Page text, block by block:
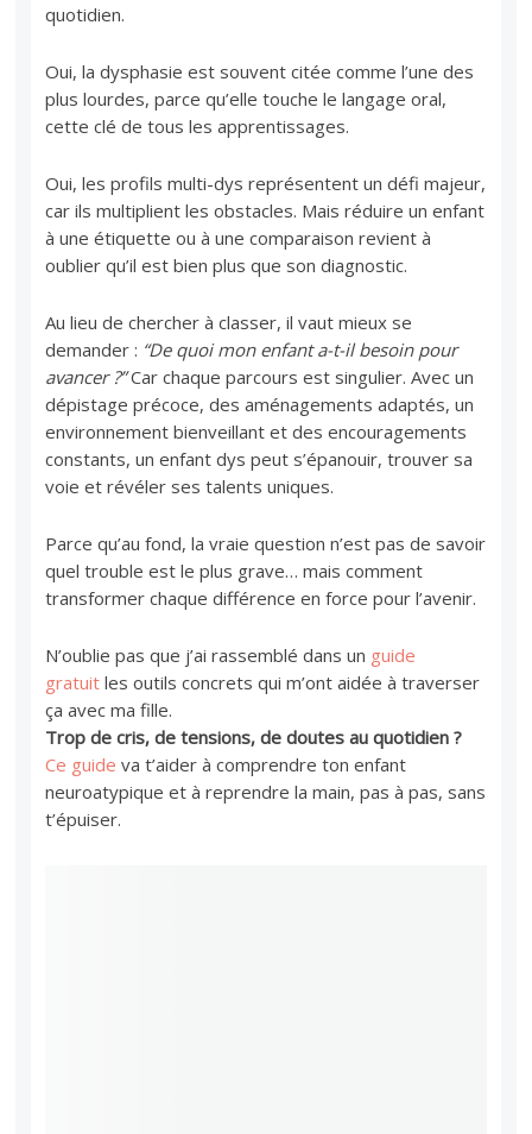
quotidien.
Oui, la dysphasie est souvent citée comme l’une des
plus lourdes, parce qu’elle touche le langage oral,
cette clé de tous les apprentissages.
Oui, les profils multi-dys représentent un défi majeur,
car ils multiplient les obstacles. Mais réduire un enfant
à une étiquette ou à une comparaison revient à
oublier qu’il est bien plus que son diagnostic.
Au lieu de chercher à classer, il vaut mieux se
demander : “De quoi mon enfant a-t-il besoin pour
avancer ?”Car chaque parcours est singulier. Avec un
dépistage précoce, des aménagements adaptés, un
environnement bienveillant et des encouragements
constants, un enfant dys peut s’épanouir, trouver sa
voie et révéler ses talents uniques.
Parce qu’au fond, la vraie question n’est pas de savoir
quel trouble est le plus grave… mais comment
transformer chaque différence en force pour l’avenir.
N’oublie pas que j’ai rassemblé dans un guide
gratuit les outils concrets qui m’ont aidée à traverser
ça avec ma fille.
Trop de cris, de tensions, de doutes au quotidien ?
Ce guideva t’aider à comprendre ton enfant
neuroatypique et à reprendre la main, pas à pas, sans
t’épuiser.